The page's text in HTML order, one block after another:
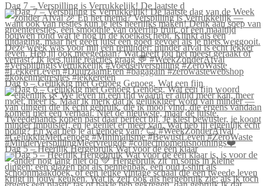
Dag 7 – Verspilling is Verrukkelijk! De laatste d
Dag 6 – Gelukkig met Genoeg Genoeg. Wat een fijn
Dag 5 – Heerlijk Hergebruik Wat voor de één klaar